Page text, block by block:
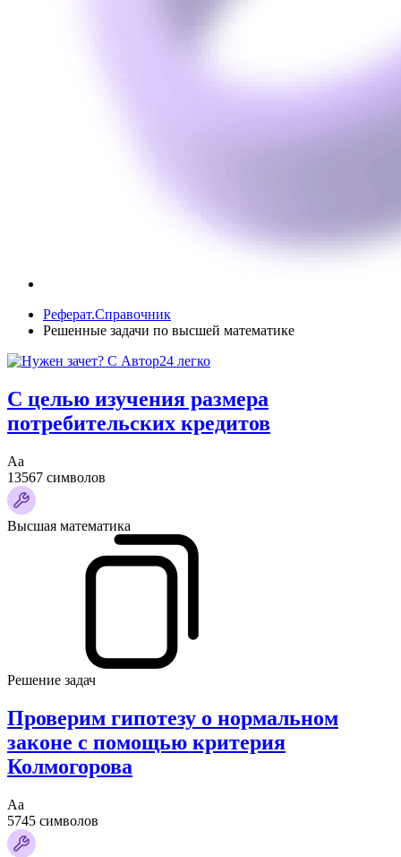
Реферат.Справочник
Решенные задачи по высшей математике
С целью изучения размера
потребительских кредитов
Аа
13567 символов
Высшая математика
Решение задач
Проверим гипотезу о нормальном
законе с помощью критерия
Колмогорова
Аа
5745 символов